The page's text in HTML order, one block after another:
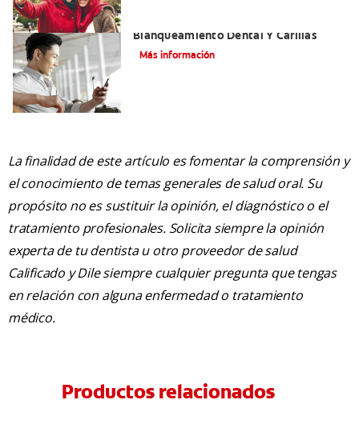
Blanqueamiento Dental Y Carillas
Más información
La finalidad de este artículo es fomentar la comprensión y
el conocimiento de temas generales de salud oral. Su
propósito no es sustituir la opinión, el diagnóstico o el
tratamiento profesionales. Solicita siempre la opinión
experta de tu dentista u otro proveedor de salud
Calificado y Dile siempre cualquier pregunta que tengas
en relación con alguna enfermedad o tratamiento
médico.
Productos relacionados